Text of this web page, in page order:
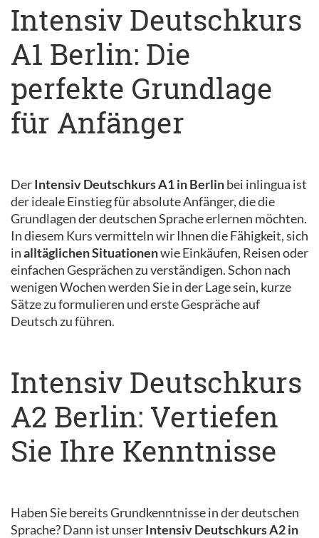
Intensiv Deutschkurs
A1 Berlin: Die
perfekte Grundlage
für Anfänger
DerIntensiv Deutschkurs A1 in Berlinbei inlingua ist
der ideale Einstieg für absolute Anfänger, die die
Grundlagen der deutschen Sprache erlernen möchten.
In diesem Kurs vermitteln wir Ihnen die Fähigkeit, sich
inalltäglichen Situationenwie Einkäufen, Reisen oder
einfachen Gesprächen zu verständigen. Schon nach
wenigen Wochen werden Sie in der Lage sein, kurze
Sätze zu formulieren und erste Gespräche auf
Deutsch zu führen.
Intensiv Deutschkurs
A2 Berlin: Vertiefen
Sie Ihre Kenntnisse
Haben Sie bereits Grundkenntnisse in der deutschen
Sprache? Dann ist unserIntensiv Deutschkurs A2 in